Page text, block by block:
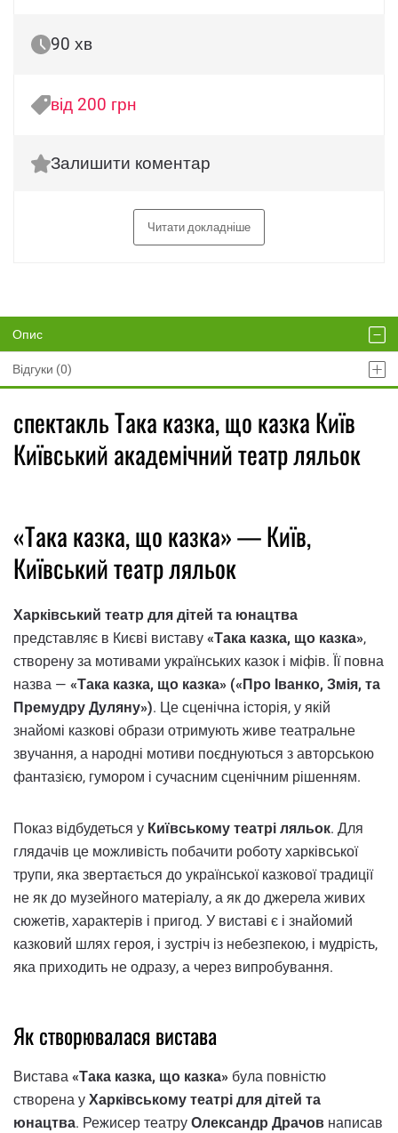
90 хв
від 200 грн
Залишити коментар
Читати докладніше
Опис
Відгуки (0)
спектакль Така казка, що казка Київ
Київський академічний театр ляльок
«Така казка, що казка» — Київ,
Київський театр ляльок
Харківський театр для дітей та юнацтва
представляє в Києві виставу «Така казка, що казка»,
створену за мотивами українських казок і міфів. Її повна
назва — «Така казка, що казка» («Про Іванко, Змія, та
Премудру Дуляну»). Це сценічна історія, у якій
знайомі казкові образи отримують живе театральне
звучання, а народні мотиви поєднуються з авторською
фантазією, гумором і сучасним сценічним рішенням.
Показ відбудеться у Київському театрі ляльок. Для
глядачів це можливість побачити роботу харківської
трупи, яка звертається до української казкової традиції
не як до музейного матеріалу, а як до джерела живих
сюжетів, характерів і пригод. У виставі є і знайомий
казковий шлях героя, і зустріч із небезпекою, і мудрість,
яка приходить не одразу, а через випробування.
Як створювалася вистава
Вистава «Така казка, що казка» була повністю
створена у Харківському театрі для дітей та
юнацтва. Режисер театру Олександр Драчов написав